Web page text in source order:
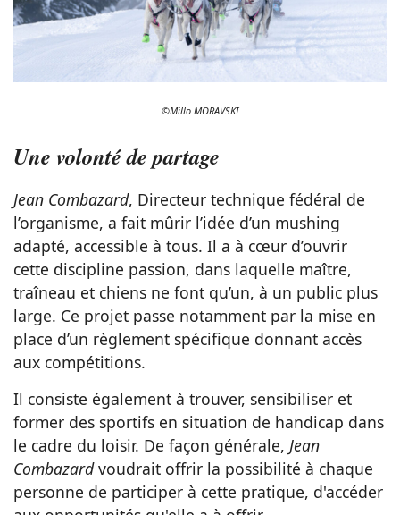
©Millo MORAVSKI
Une volonté de partage
Jean Combazard, Directeur technique fédéral de
l’organisme, a fait mûrir l’idée d’un mushing
adapté, accessible à tous. Il a à cœur d’ouvrir
cette discipline passion, dans laquelle maître,
traîneau et chiens ne font qu’un, à un public plus
large. Ce projet passe notamment par la mise en
place d’un règlement spécifique donnant accès
aux compétitions.
Il consiste également à trouver, sensibiliser et
former des sportifs en situation de handicap dans
le cadre du loisir. De façon générale, Jean
Combazardvoudrait offrir la possibilité à chaque
personne de participer à cette pratique, d'accéder